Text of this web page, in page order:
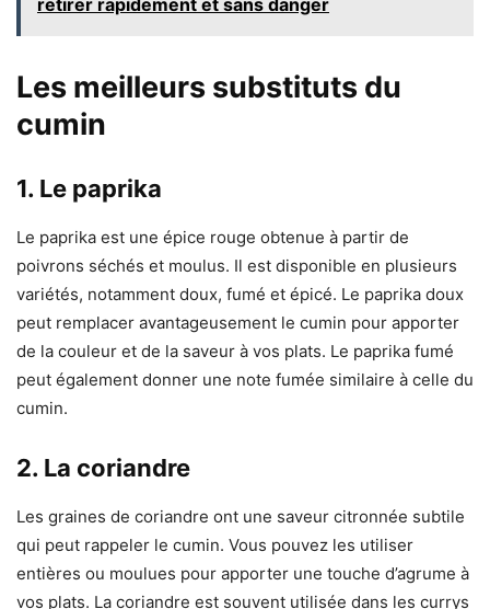
Les meilleurs substituts du
cumin
1. Le paprika
Le paprika est une épice rouge obtenue à partir de
poivrons séchés et moulus. Il est disponible en plusieurs
variétés, notamment doux, fumé et épicé. Le paprika doux
peut remplacer avantageusement le cumin pour apporter
de la couleur et de la saveur à vos plats. Le paprika fumé
peut également donner une note fumée similaire à celle du
cumin.
2. La coriandre
Les graines de coriandre ont une saveur citronnée subtile
qui peut rappeler le cumin. Vous pouvez les utiliser
entières ou moulues pour apporter une touche d’agrume à
vos plats. La coriandre est souvent utilisée dans les currys